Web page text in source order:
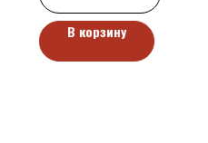
В корзину